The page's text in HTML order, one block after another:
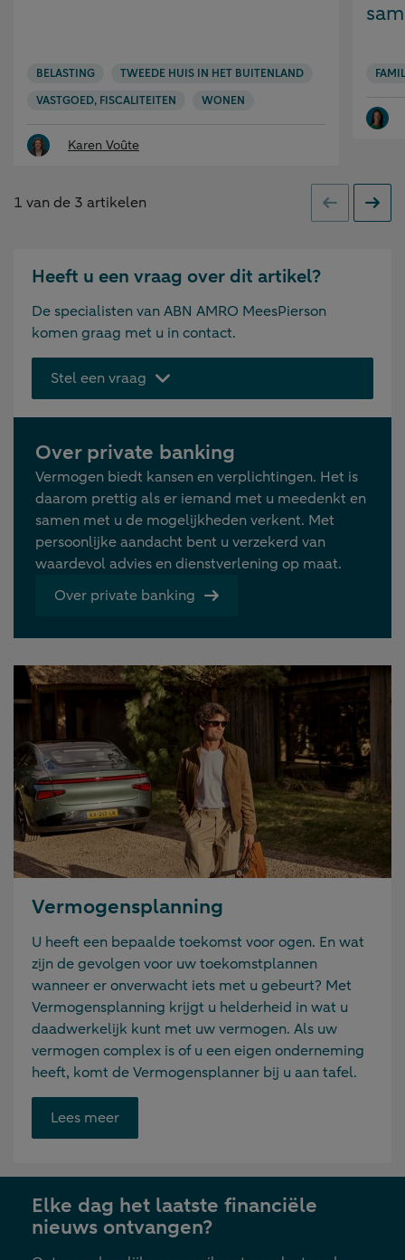
BELASTING
TWEEDE HUIS IN HET BUITENLAND
VASTGOED, FISCALITEITEN
WONEN
Karen Voûte
1 van de 3 artikelen Vorige
Heeft u een vraag over dit artikel?
De specialisten van ABN AMRO MeesPierson
komen graag met u in contact.
Stel een vraag
Over private banking
Vermogen biedt kansen en verplichtingen. Het is
daarom prettig als er iemand met u meedenkt en
samen met u de mogelijkheden verkent. Met
persoonlijke aandacht bent u verzekerd van
waardevol advies en dienstverlening op maat.
Over private banking
Vermogensplanning
U heeft een bepaalde toekomst voor ogen. En wat
zijn de gevolgen voor uw toekomstplannen
wanneer er onverwacht iets met u gebeurt? Met
Vermogensplanning krijgt u helderheid in wat u
daadwerkelijk kunt met uw vermogen. Als uw
vermogen complex is of u een eigen onderneming
heeft, komt de Vermogensplanner bij u aan tafel.
Lees meerOpent
link
nieuwe
tab
Elke dag het laatste financiële
nieuws ontvangen?